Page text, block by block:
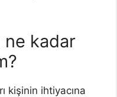
ne kadar
kişinin ihtiyacına